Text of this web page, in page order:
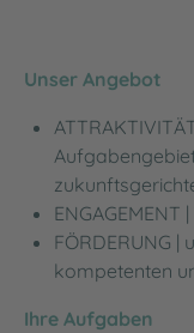
Unser Angebot
FÖRDERUNG
kompetenten
Ihre Aufgaben